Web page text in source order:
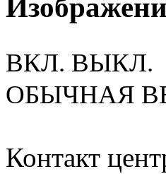
ВКЛ. ВЫКЛ.
ОБЫЧНАЯ
Контакт